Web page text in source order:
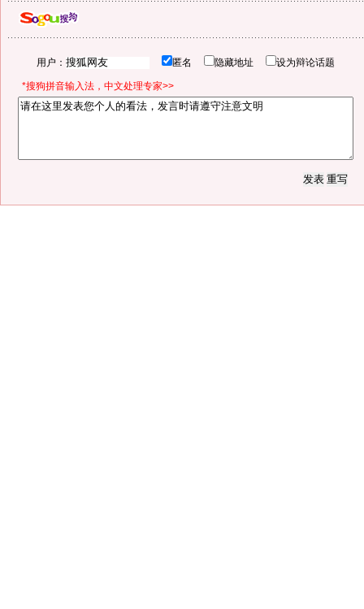
用户： 匿名 隐藏地址 设为辩论话题
*搜狗拼音输入法，中文处理专家>>